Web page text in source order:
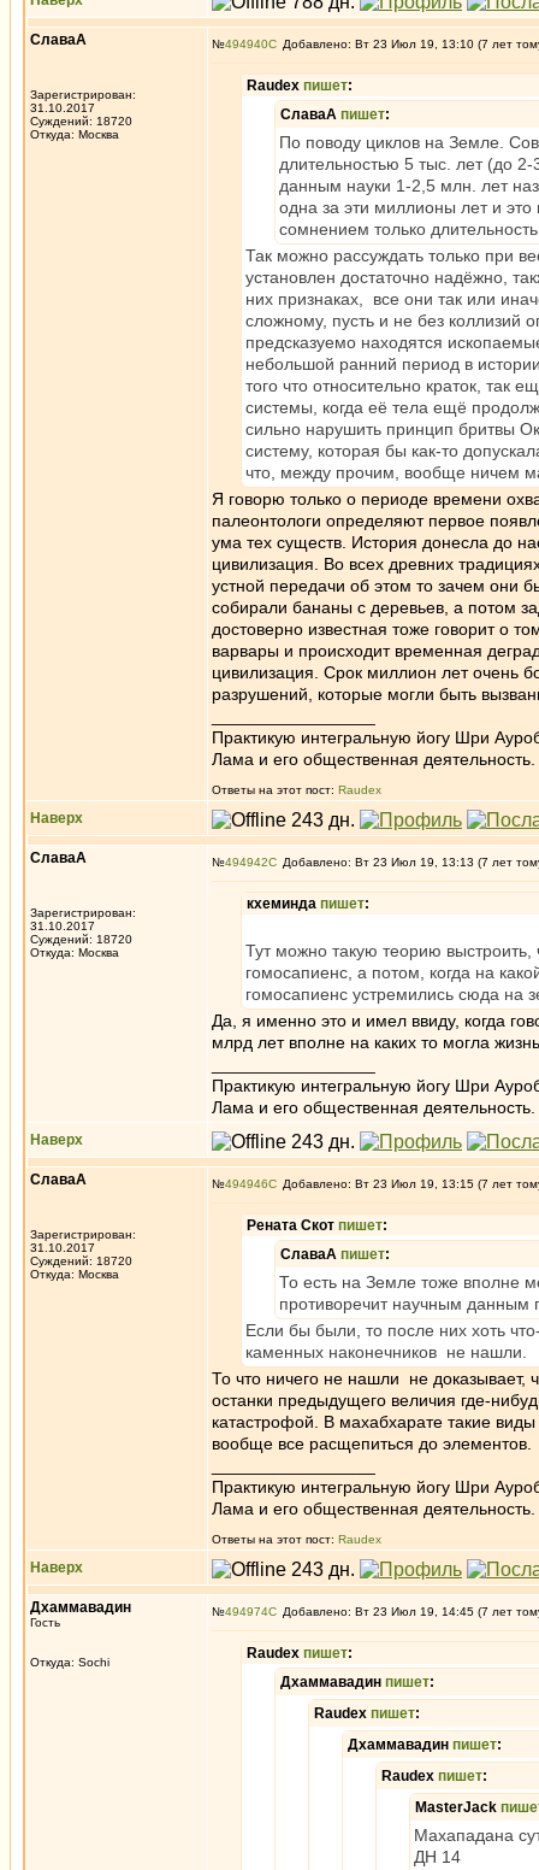
СлаваА
Зарегистрирован:
31.10.2017
Суждений: 18720
Откуда: Москва
№494940 Добавлено: Вт 23 Июл 19, 13:10 (7 лет
Raudex пишет:
СлаваА пишет:
По поводу циклов на Земле.
длительностью 5 тыс. лет (до
данным науки 1-2,5 млн. лет
одна за эти миллионы лет и
сомнением только
Так можно рассуждать только при
установлен достаточно надёжно,
них признаках, все они так или
сложному, пусть и не без коллизий
предсказуемо находятся
небольшой ранний период в
того что относительно краток, так
системы, когда её тела ещё
сильно нарушить принцип бритвы
систему, которая бы как-то
что, между прочим, вообще ничем
Я говорю только о периоде времени
палеонтологи определяют первое
ума тех существ. История донесла до
цивилизация. Во всех древних
устной передачи об этом то зачем они
собирали бананы с деревьев, а потом
достоверно известная тоже говорит о
варвары и происходит временная
цивилизация. Срок миллион лет очень
разрушений, которые могли быть
Практикую интегральную йогу Шри
Лама и его общественная деятельность.
Ответы на этот пост: Raudex
Наверх
СлаваА
Зарегистрирован:
31.10.2017
Суждений: 18720
Откуда: Москва
№494942 Добавлено: Вт 23 Июл 19, 13:13 (7 лет
кхеминда пишет:
Тут можно такую теорию
гомосапиенс, а потом, когда на
гомосапиенс устремились сюда на
Да, я именно это и имел ввиду, когда
млрд лет вполне на каких то могла
Практикую интегральную йогу Шри
Лама и его общественная деятельность.
Наверх
СлаваА
Зарегистрирован:
31.10.2017
Суждений: 18720
Откуда: Москва
№494946 Добавлено: Вт 23 Июл 19, 13:15 (7 лет
Рената Скот пишет:
СлаваА пишет:
То есть на Земле тоже вполне
противоречит научным данным
Если бы были, то после них хоть
каменных наконечников не нашли.
То что ничего не нашли не доказывает,
останки предыдущего величия где-
катастрофой. В махабхарате такие
вообще все расщепиться до
Практикую интегральную йогу Шри
Лама и его общественная деятельность.
Ответы на этот пост: Raudex
Наверх
Дхаммавадин
Гость
Откуда: Sochi
№494974 Добавлено: Вт 23 Июл 19, 14:45 (7 лет
Raudex пишет:
Дхаммавадин пишет:
Raudex пишет:
Дхаммавадин пишет:
Raudex пишет:
MasterJack
Махападана
ДН 14